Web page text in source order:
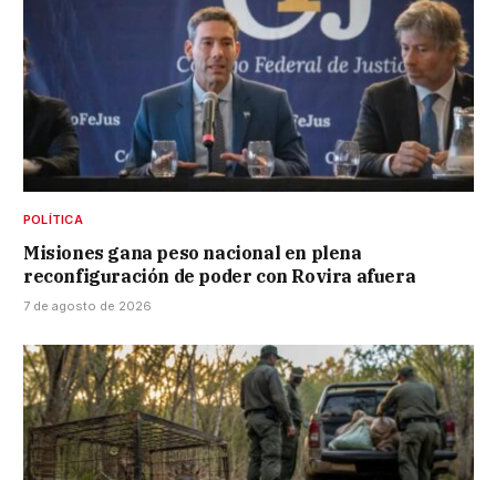
POLÍTICA
Misiones gana peso nacional en plena
reconfiguración de poder con Rovira afuera
7 de agosto de 2026